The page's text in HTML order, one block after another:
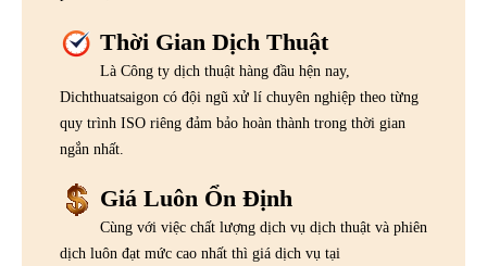
Thời Gian Dịch Thuật
Là Công ty dịch thuật hàng đầu hện nay,
Dichthuatsaigon có đội ngũ xử lí chuyên nghiệp theo từng
quy trình ISO riêng đảm bảo hoàn thành trong thời gian
ngắn nhất.
Giá Luôn Ổn Định
Cùng với việc chất lượng dịch vụ dịch thuật và phiên
dịch luôn đạt mức cao nhất thì giá dịch vụ tại